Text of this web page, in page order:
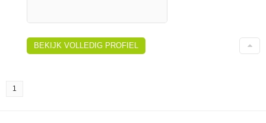
BEKIJK VOLLEDIG PROFIEL
1